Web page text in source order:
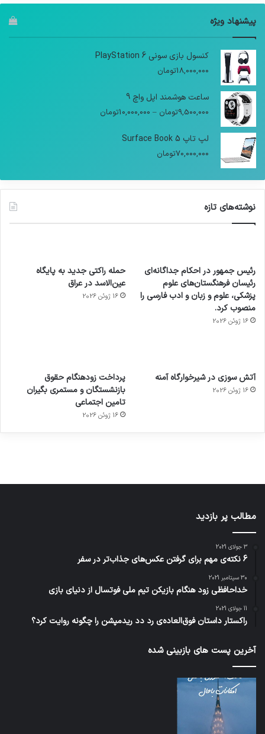
پیشنهاد ویژه
کنسول بازی سونی PlayStation 6
18,000,000تومان
ساعت هوشمند اپل واچ 9
9,500,000تومان –
10,000,000تومان
لپ تاپ Surface Book 5
70,000,000تومان
نوشته‌های تازه
رئیس جمهور در احکام جداگانه‌ای
رئیسان فرهنگستان‌های علوم
پزشکی، علوم و زبان و ادب فارسی را
منصوب کرد.
16 ژوئن 2026
حمله راکتی جدید به پایگاه
عین‌الاسد در عراق
16 ژوئن 2026
آتش سوزی در شیرخوارگاه آمنه
16 ژوئن 2026
پرداخت زودهنگام حقوق
بازنشستگان و مستمری بگیران
تامین اجتماعی
16 ژوئن 2026
برای
کشف
توسط
مجازی
…
ساعت
هوشمند
با طعم
توسط
ژاکت
در
های
2023
توسط
مطالب پر بازدید
3 جولای 2021
6 نکته‌ی مهم برای گرفتن عکس‌های جذاب‌تر در سفر
30 سپتامبر 2021
خداحافظی زود هنگام بازیکن تیم ملی فوتسال از دنیای بازی
11 جولای 2021
راکستار داستان فوق‌العاده‌ی رد دد ریدمپشن را چگونه روایت کرد؟
آخرین پست های بازبینی شده